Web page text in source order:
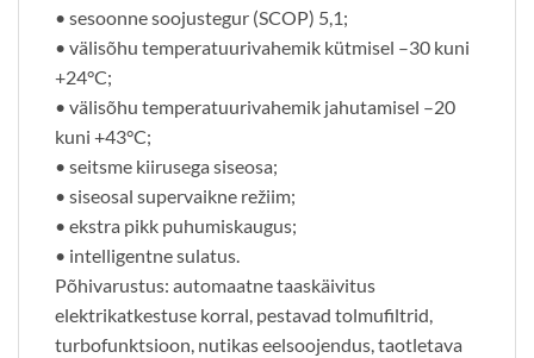
• sesoonne soojustegur (SCOP) 5,1;
• välisõhu temperatuurivahemik kütmisel –30 kuni
+24°C;
• välisõhu temperatuurivahemik jahutamisel –20
kuni +43°C;
• seitsme kiirusega siseosa;
• siseosal supervaikne režiim;
• ekstra pikk puhumiskaugus;
• intelligentne sulatus.
Põhivarustus: automaatne taaskäivitus
elektrikatkestuse korral, pestavad tolmufiltrid,
turbofunktsioon, nutikas eelsoojendus, taotletava